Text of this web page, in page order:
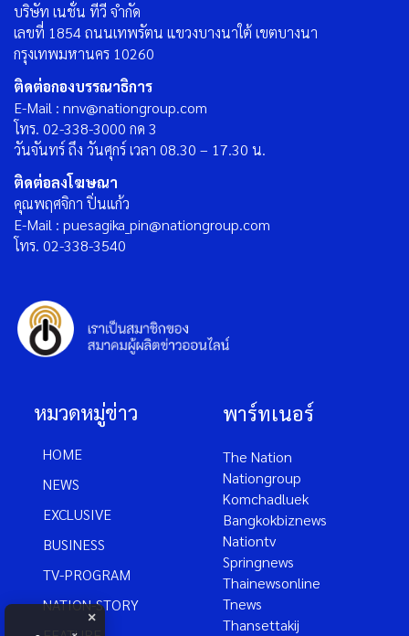
บริษัท เนชั่น ทีวี จำกัด
เลขที่ 1854 ถนนเทพรัตน แขวงบางนาใต้ เขตบางนา
กรุงเทพมหานคร 10260
ติดต่อกองบรรณาธิการ
E-Mail : nnv@nationgroup.com
โทร. 02-338-3000 กด 3
วันจันทร์ ถึง วันศุกร์ เวลา 08.30 – 17.30 น.
ติดต่อลงโฆษณา
คุณพฤศจิกา ปิ่นแก้ว
E-Mail : puesagika_pin@nationgroup.com
โทร. 02-338-3540
หมวดหมู่ข่าว
HOME
NEWS
EXCLUSIVE
BUSINESS
TV-PROGRAM
NATION-STORY
พาร์ทเนอร์
The Nation
Nationgroup
Komchadluek
Bangkokbiznews
Nationtv
Springnews
Thainewsonline
Tnews
Thansettakij
×